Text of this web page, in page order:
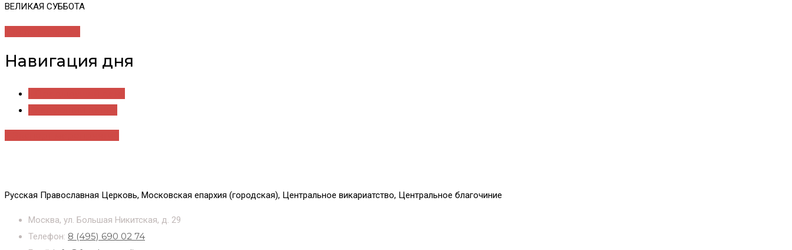
ВЕЛИКАЯ СУББОТА
Навигация дня
Русская Православная Церковь, Московская епархия (городская), Центральное викариатство, Центральное благочиние
Москва, ул. Большая Никитская, д. 29
Телефон: 8 (495) 690 02 74